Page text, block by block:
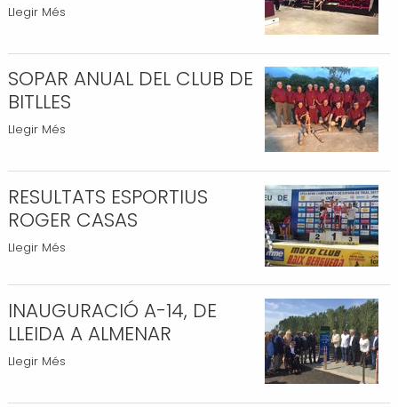
-
XERRADA
SÍ:
ACTIUS
I
-
Llegir Més
SOPAR ANUAL DEL CLUB DE
BITLLES
SOPAR
DEL
CLUB
DE
-
Llegir Més
RESULTATS ESPORTIUS
ROGER CASAS
RESULTATS
ROGER
CASAS
-
Llegir Més
INAUGURACIÓ A-14, DE
LLEIDA A ALMENAR
INAUGURACIÓ
14,
Llegir Més